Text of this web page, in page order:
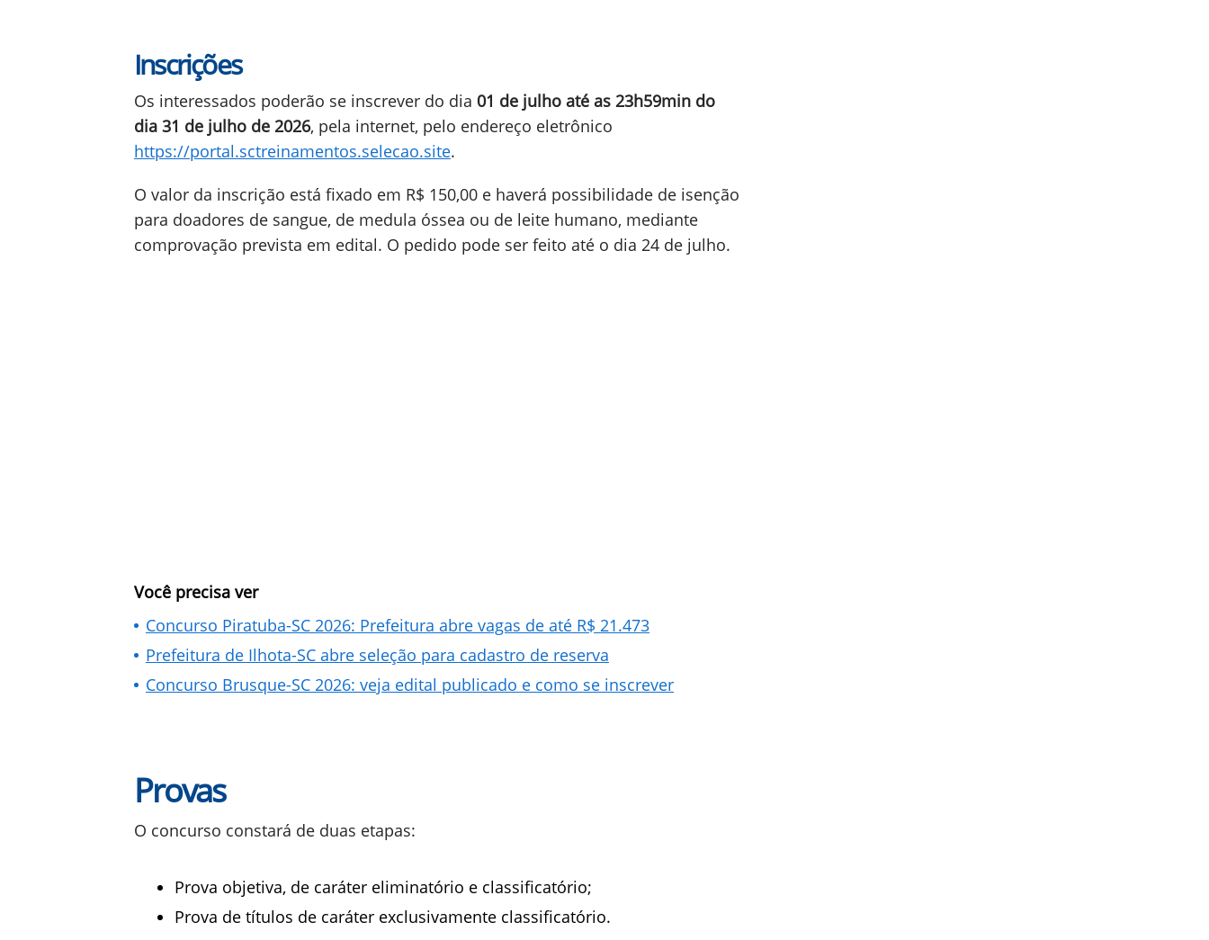
Inscrições
Os interessados poderão se inscrever do dia 01 de julho até as 23h59min do
dia 31 de julho de 2026, pela internet, pelo endereço eletrônico
https://portal.sctreinamentos.selecao.site.
O valor da inscrição está fixado em R$ 150,00 e haverá possibilidade de isenção
para doadores de sangue, de medula óssea ou de leite humano, mediante
comprovação prevista em edital. O pedido pode ser feito até o dia 24 de julho.
Você precisa ver
Concurso Piratuba-SC 2026: Prefeitura abre vagas de até R$ 21.473
Prefeitura de Ilhota-SC abre seleção para cadastro de reserva
Concurso Brusque-SC 2026: veja edital publicado e como se inscrever
Provas
O concurso constará de duas etapas:
Prova objetiva, de caráter eliminatório e classificatório;
Prova de títulos de caráter exclusivamente classificatório.